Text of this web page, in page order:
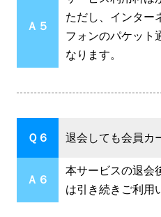
Ａ５
ただし、インター
フォンのパケット
なります。
Ｑ６ 退会しても会員カ
Ａ６
本サービスの退会
は引き続きご利用